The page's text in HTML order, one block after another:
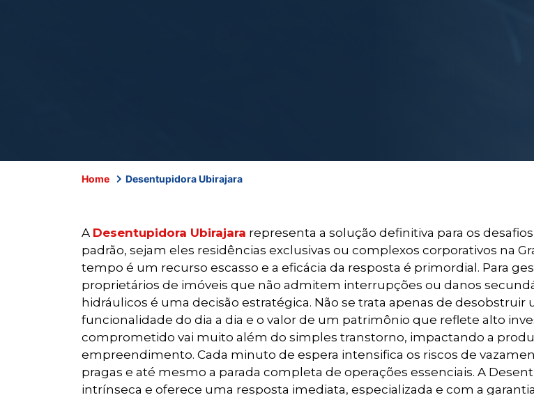
Home Desentupidora Ubirajara
A Desentupidora Ubirajara representa a solução definitiva para os
padrão, sejam eles residências exclusivas ou complexos corporativos na
tempo é um recurso escasso e a eficácia da resposta é primordial. Para
proprietários de imóveis que não admitem interrupções ou danos
hidráulicos é uma decisão estratégica. Não se trata apenas de
funcionalidade do dia a dia e o valor de um patrimônio que reflete alto
comprometido vai muito além do simples transtorno, impactando a
empreendimento. Cada minuto de espera intensifica os riscos de
pragas e até mesmo a parada completa de operações essenciais. A
intrínseca e oferece uma resposta imediata, especializada e com a